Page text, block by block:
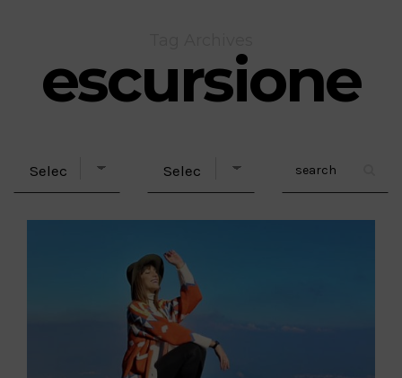
escursione